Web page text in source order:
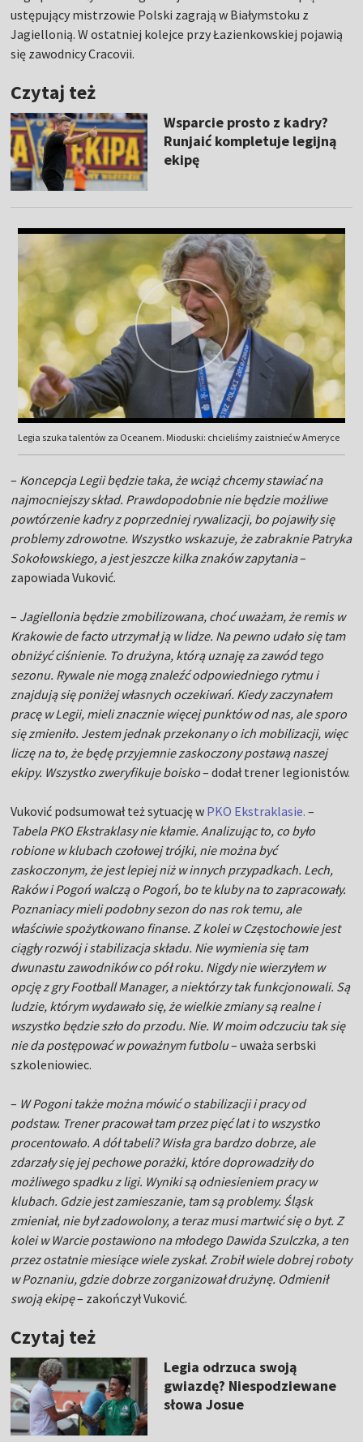
ustępujący mistrzowie Polski zagrają w Białymstoku z
Jagiellonią. W ostatniej kolejce przy Łazienkowskiej pojawią
się zawodnicy Cracovii.
Czytaj też
Wsparcie prosto z kadry?
Runjaić kompletuje legijną
ekipę
Legia szuka talentów za Oceanem. Mioduski: chcieliśmy zaistnieć w Ameryce
– Koncepcja Legii będzie taka, że wciąż chcemy stawiać na
najmocniejszy skład. Prawdopodobnie nie będzie możliwe
powtórzenie kadry z poprzedniej rywalizacji, bo pojawiły się
problemy zdrowotne. Wszystko wskazuje, że zabraknie Patryka
Sokołowskiego, a jest jeszcze kilka znaków zapytania–
zapowiada Vuković.
– Jagiellonia będzie zmobilizowana, choć uważam, że remis w
Krakowie de facto utrzymał ją w lidze. Na pewno udało się tam
obniżyć ciśnienie. To drużyna, którą uznaję za zawód tego
sezonu. Rywale nie mogą znaleźć odpowiedniego rytmu i
znajdują się poniżej własnych oczekiwań. Kiedy zaczynałem
pracę w Legii, mieli znacznie więcej punktów od nas, ale sporo
się zmieniło. Jestem jednak przekonany o ich mobilizacji, więc
liczę na to, że będę przyjemnie zaskoczony postawą naszej
ekipy. Wszystko zweryfikuje boisko– dodał trener legionistów.
Vuković podsumował też sytuację w PKO Ekstraklasie. –
Tabela PKO Ekstraklasy nie kłamie. Analizując to, co było
robione w klubach czołowej trójki, nie można być
zaskoczonym, że jest lepiej niż w innych przypadkach. Lech,
Raków i Pogoń walczą o Pogoń, bo te kluby na to zapracowały.
Poznaniacy mieli podobny sezon do nas rok temu, ale
właściwie spożytkowano finanse. Z kolei w Częstochowie jest
ciągły rozwój i stabilizacja składu. Nie wymienia się tam
dwunastu zawodników co pół roku. Nigdy nie wierzyłem w
opcję z gry Football Manager, a niektórzy tak funkcjonowali. Są
ludzie, którym wydawało się, że wielkie zmiany są realne i
wszystko będzie szło do przodu. Nie. W moim odczuciu tak się
nie da postępować w poważnym futbolu– uważa serbski
szkoleniowiec.
– W Pogoni także można mówić o stabilizacji i pracy od
podstaw. Trener pracował tam przez pięć lat i to wszystko
procentowało. A dół tabeli? Wisła gra bardzo dobrze, ale
zdarzały się jej pechowe porażki, które doprowadziły do
możliwego spadku z ligi. Wyniki są odniesieniem pracy w
klubach. Gdzie jest zamieszanie, tam są problemy. Śląsk
zmieniał, nie był zadowolony, a teraz musi martwić się o byt. Z
kolei w Warcie postawiono na młodego Dawida Szulczka, a ten
przez ostatnie miesiące wiele zyskał. Zrobił wiele dobrej roboty
w Poznaniu, gdzie dobrze zorganizował drużynę. Odmienił
swoją ekipę– zakończył Vuković.
Czytaj też
Legia odrzuca swoją
gwiazdę? Niespodziewane
słowa Josue